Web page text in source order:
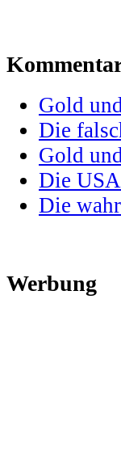
Gold
Die
Gold
Die
Die
Werbung